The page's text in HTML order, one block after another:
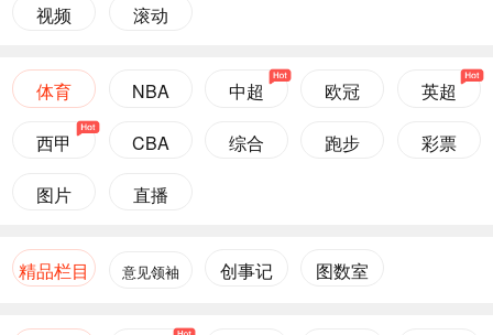
视频 滚动
体育 NBA 中超 欧冠 英超
西甲 CBA 综合 跑步 彩票
图片 直播
精品栏目 意见领袖 创事记 图数室